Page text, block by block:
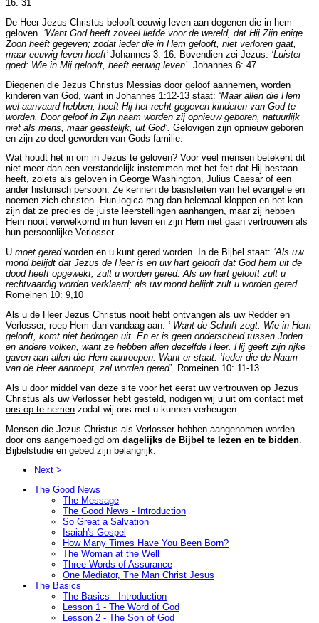
16: 31
De Heer Jezus Christus belooft eeuwig leven aan degenen die in hem
geloven. ‘Want God heeft zoveel liefde voor de wereld, dat Hij Zijn enige
Zoon heeft gegeven; zodat ieder die in Hem gelooft, niet verloren gaat,
maar eeuwig leven heeft’ Johannes 3: 16. Bovendien zei Jezus: ‘Luister
goed: Wie in Mij gelooft, heeft eeuwig leven’. Johannes 6: 47.
Diegenen die Jezus Christus Messias door geloof aannemen, worden
kinderen van God, want in Johannes 1:12-13 staat: ‘Maar allen die Hem
wel aanvaard hebben, heeft Hij het recht gegeven kinderen van God te
worden. Door geloof in Zijn naam worden zij opnieuw geboren, natuurlijk
niet als mens, maar geestelijk, uit God’. Gelovigen zijn opnieuw geboren
en zijn zo deel geworden van Gods familie.
Wat houdt het in om in Jezus te geloven? Voor veel mensen betekent dit
niet meer dan een verstandelijk instemmen met het feit dat Hij bestaan
heeft, zoiets als geloven in George Washington, Julius Caesar of een
ander historisch persoon. Ze kennen de basisfeiten van het evangelie en
noemen zich christen. Hun logica mag dan helemaal kloppen en het kan
zijn dat ze precies de juiste leerstellingen aanhangen, maar zij hebben
Hem nooit verwelkomd in hun leven en zijn Hem niet gaan vertrouwen als
hun persoonlijke Verlosser.
U moet gered worden en u kunt gered worden. In de Bijbel staat: ‘Als uw
mond belijdt dat Jezus de Heer is en uw hart gelooft dat God hem uit de
dood heeft opgewekt, zult u worden gered. Als uw hart gelooft zult u
rechtvaardig worden verklaard; als uw mond belijdt zult u worden gered.
Romeinen 10: 9,10
Als u de Heer Jezus Christus nooit hebt ontvangen als uw Redder en
Verlosser, roep Hem dan vandaag aan. ‘ Want de Schrift zegt: Wie in Hem
gelooft, komt niet bedrogen uit. En er is geen onderscheid tussen Joden
en andere volken, want ze hebben allen dezelfde Heer. Hij geeft zijn rijke
gaven aan allen die Hem aanroepen. Want er staat: ‘Ieder die de Naam
van de Heer aanroept, zal worden gered’. Romeinen 10: 11-13.
Als u door middel van deze site voor het eerst uw vertrouwen op Jezus
Christus als uw Verlosser hebt gesteld, nodigen wij u uit om contact met
ons op te nemen zodat wij ons met u kunnen verheugen.
Mensen die Jezus Christus als Verlosser hebben aangenomen worden
door ons aangemoedigd om dagelijks de Bijbel te lezen en te bidden
Bijbelstudie en gebed zijn belangrijk.
Next >
The Good News
The Message
The Good News - Introduction
So Great a Salvation
Isaiah's Gospel
How Many Times Have You Been Born?
The Woman at the Well
Three Words of Assurance
One Mediator, The Man Christ Jesus
The Basics
The Basics - Introduction
Lesson 1 - The Word of God
Lesson 2 - The Son of God